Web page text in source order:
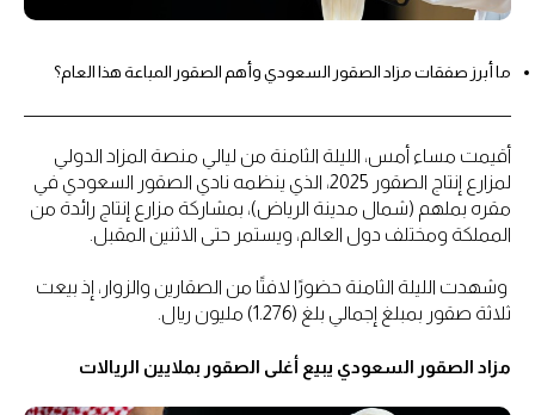
ما أبرز صفقات مزاد الصقور السعودي وأهم الصقور المباعة هذا العام؟
أقيمت مساء أمس، الليلة الثامنة من ليالي منصة المزاد الدولي
لمزارع إنتاج الصقور 2025، الذي ينظمه نادي الصقور السعودي في
مقره بملهم (شمال مدينة الرياض)، بمشاركة مزارع إنتاج رائدة من
المملكة ومختلف دول العالم، ويستمر حتى الاثنين المقبل.
وشهدت الليلة الثامنة حضورًا لافتًا من الصقارين والزوار، إذ بيعت
ثلاثة صقور بمبلغ إجمالي بلغ (1.276) مليون ريال.
مزاد الصقور السعودي يبيع أغلى الصقور بملايين الريالات